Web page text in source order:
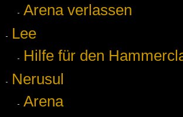
Arena verlassen
Lee
Hilfe für den
Nerusul
Arena